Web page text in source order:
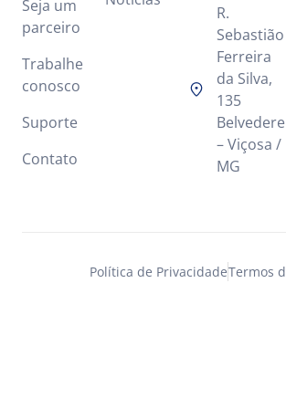
Seja um
parceiro
Trabalhe
conosco
Suporte
Contato
R.
Sebastião
Ferreira
da Silva,
135
Belvedere
– Viçosa /
MG
Política de PrivacidadeTermos